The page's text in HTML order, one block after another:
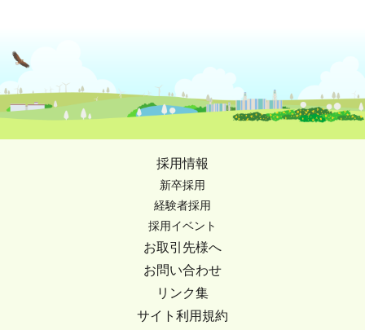
採用情報
新卒採用
経験者採用
採用イベント
お取引先様へ
お問い合わせ
リンク集
サイト利用規約